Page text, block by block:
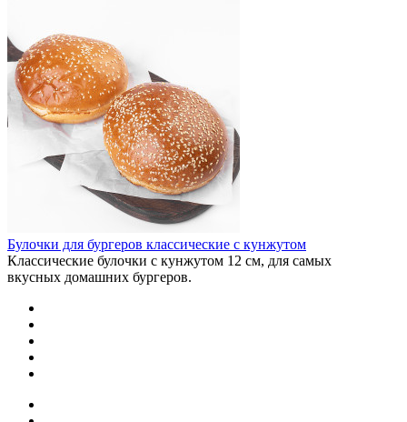
Булочки для бургеров классические с кунжутом
Классические булочки с кунжутом 12 см, для самых
вкусных домашних бургеров.